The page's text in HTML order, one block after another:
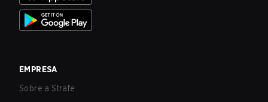
EMPRESA
Sobre a Strafe